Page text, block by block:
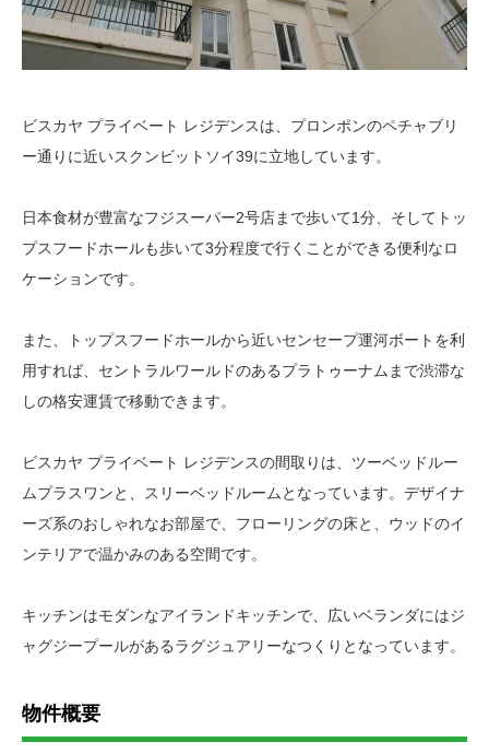
ビスカヤ プライベート レジデンスは、プロンポンのペチャブリ
ー通りに近いスクンビットソイ39に立地しています。
日本食材が豊富なフジスーパー2号店まで歩いて1分、そしてトッ
プスフードホールも歩いて3分程度で行くことができる便利なロ
ケーションです。
また、トップスフードホールから近いセンセープ運河ボートを利
用すれば、セントラルワールドのあるプラトゥーナムまで渋滞な
しの格安運賃で移動できます。
ビスカヤ プライベート レジデンスの間取りは、ツーベッドルー
ムプラスワンと、スリーベッドルームとなっています。デザイナ
ーズ系のおしゃれなお部屋で、フローリングの床と、ウッドのイ
ンテリアで温かみのある空間です。
キッチンはモダンなアイランドキッチンで、広いベランダにはジ
ャグジープールがあるラグジュアリーなつくりとなっています。
物件概要